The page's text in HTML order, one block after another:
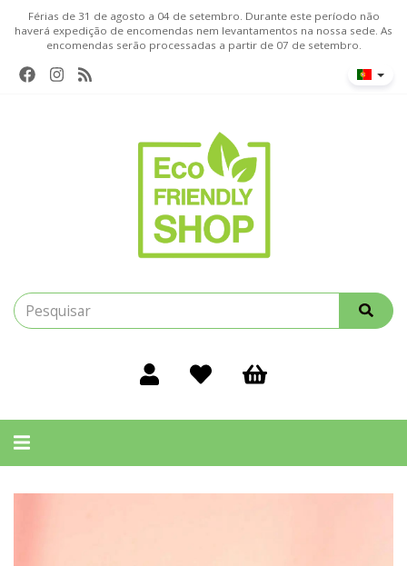
Férias de 31 de agosto a 04 de setembro. Durante este período não
haverá expedição de encomendas nem levantamentos na nossa sede. As
encomendas serão processadas a partir de 07 de setembro.
Alternar